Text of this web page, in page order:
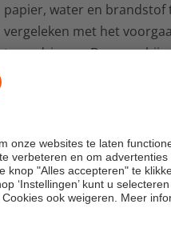
papier, water en brandstof
vergeleken met het
terugdringen. Daaraan
van de
SAXOPRINT een bijdrage
medewerkers het gebruik
subsidiëren.